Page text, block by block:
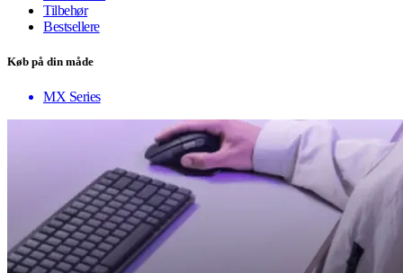
Tilbehør
Bestsellere
Køb på din måde
MX Series